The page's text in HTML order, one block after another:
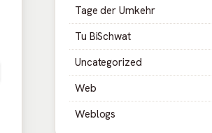
Tage der Umkehr
Tu BiSchwat
Uncategorized
Web
Weblogs